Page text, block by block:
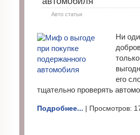
Авто статьи
Ни
его
тщательно проверять
Подробнее... | Просмотров: